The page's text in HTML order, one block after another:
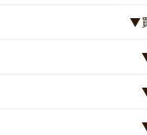
▼